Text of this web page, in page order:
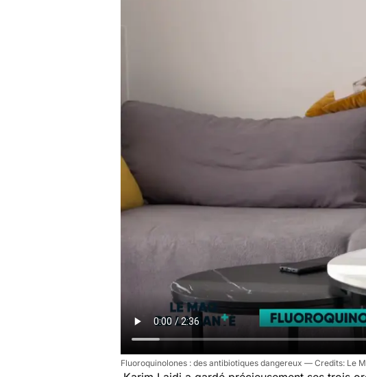
Fluoroquinolones : des antibiotiques dangereux Le